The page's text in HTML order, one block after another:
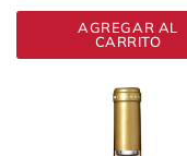
AGREGAR AL
CARRITO